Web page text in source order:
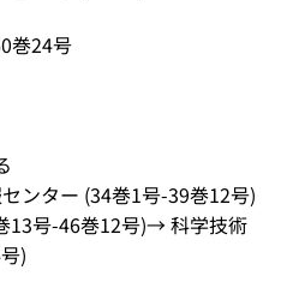
巻24号
ンター (34巻1号-39巻12号)
13号-46巻12号)→ 科学技術
)